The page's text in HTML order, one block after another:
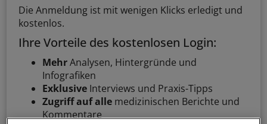
Die Anmeldung ist mit wenigen Klicks erledigt und
kostenlos.
Ihre Vorteile des kostenlosen Login:
MehrAnalysen, Hintergründe und
Infografiken
Exklusive Interviews und Praxis-Tipps
Zugriff auf alle medizinischen Berichte und
Kommentare